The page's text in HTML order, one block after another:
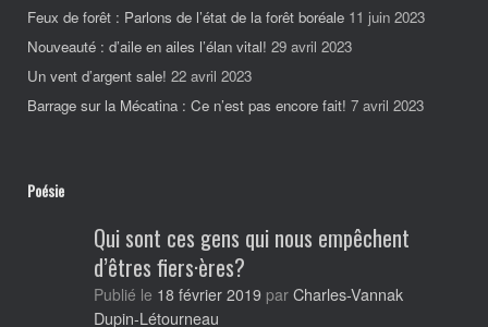
Feux de forêt : Parlons de l’état de la forêt boréale 11 juin 2023
Nouveauté : d’aile en ailes l’élan vital! 29 avril 2023
Un vent d’argent sale! 22 avril 2023
Barrage sur la Mécatina : Ce n’est pas encore fait! 7 avril 2023
Poésie
Qui sont ces gens qui nous empêchent
d’êtres fiers·ères?
Publié le 18 février 2019 par Charles-Vannak
Dupin-Létourneau